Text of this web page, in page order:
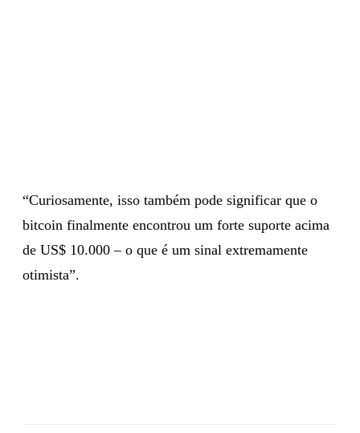
“Curiosamente, isso também pode significar que o
bitcoin finalmente encontrou um forte suporte acima
de US$ 10.000 – o que é um sinal extremamente
otimista”.